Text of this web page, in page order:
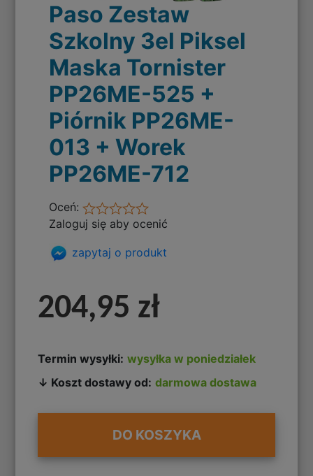
Paso Zestaw
Szkolny 3el Piksel
Maska Tornister
PP26ME-525 +
Piórnik PP26ME-
013 + Worek
PP26ME-712
Oceń:
Zaloguj się aby ocenić
zapytaj o produkt
204,95 zł
Termin wysyłki: wysyłka w poniedziałek
↓ Koszt dostawy od: darmowa dostawa
DO KOSZYKA